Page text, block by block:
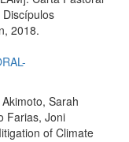
2018.
Sarah
Farias, Joni
of Climate